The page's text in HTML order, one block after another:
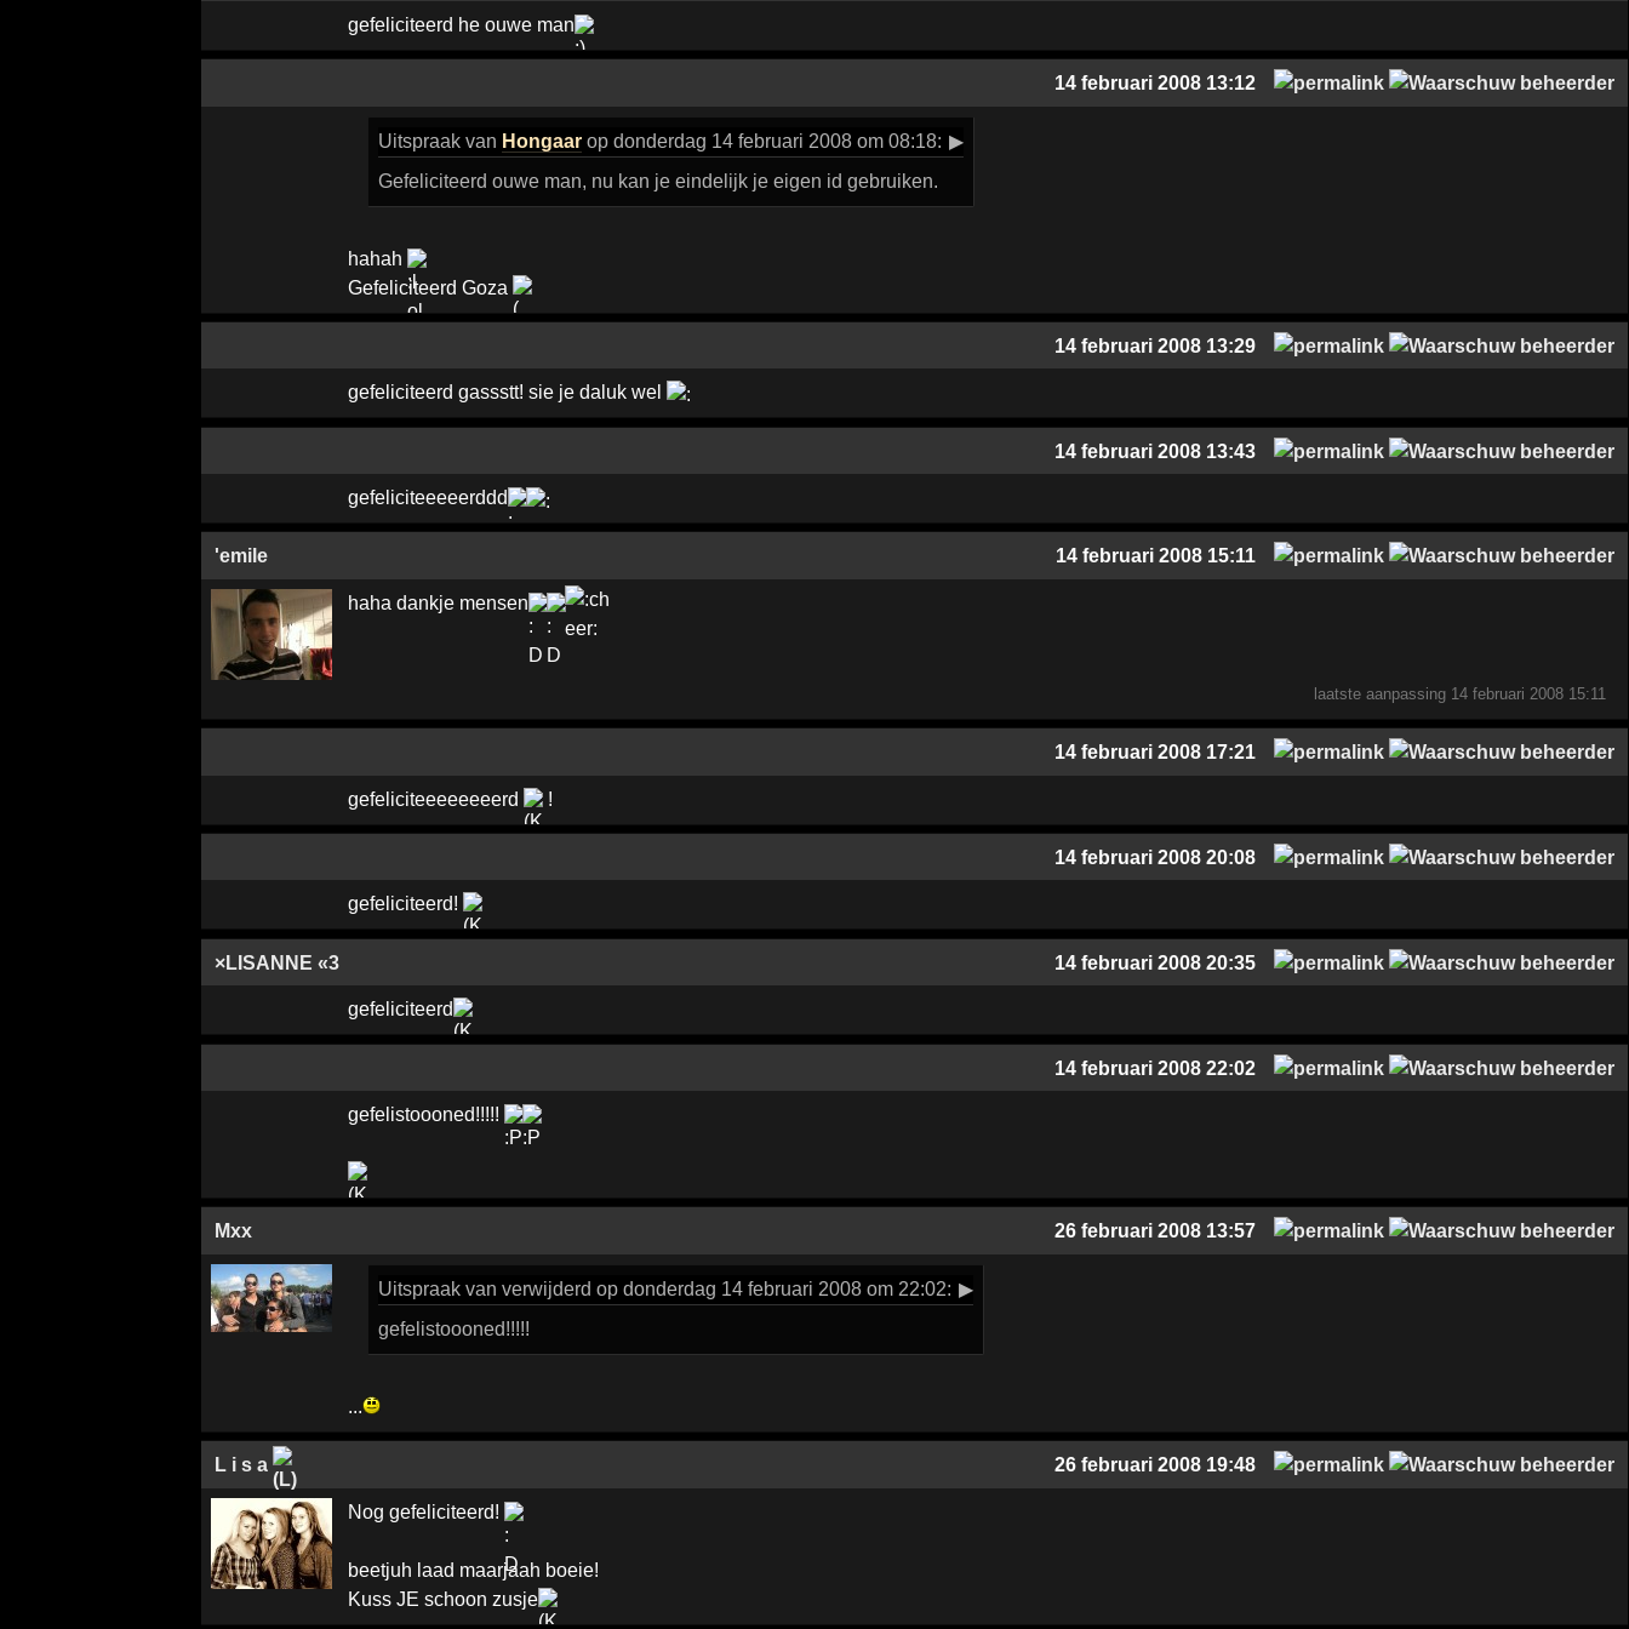
gefeliciteerd he ouwe man
14 februari 2008 13:12
Uitspraakvan Hongaarop donderdag 14 februari 2008 om 08:18: ▶
Gefeliciteerd ouwe man, nu kan je eindelijk je eigen id gebruiken.
hahah
Gefeliciteerd Goza
14 februari 2008 13:29
gefeliciteerd gassstt! sie je daluk wel
14 februari 2008 13:43
gefeliciteeeeerddd
'emile 14 februari 2008 15:11
haha dankje mensen
laatste aanpassing 14 februari 2008 15:11
14 februari 2008 17:21
gefeliciteeeeeeeerd !
14 februari 2008 20:08
gefeliciteerd!
×LISANNE «3 14 februari 2008 20:35
gefeliciteerd
14 februari 2008 22:02
gefelistoooned!!!!!
Mxx 26 februari 2008 13:57
Uitspraakvan verwijderd op donderdag 14 februari 2008 om 22:02: ▶
gefelistoooned!!!!!
...
L i s a 26 februari 2008 19:48
Nog gefeliciteerd!
beetjuh laad maarjaah boeie!
Kuss JE schoon zusje